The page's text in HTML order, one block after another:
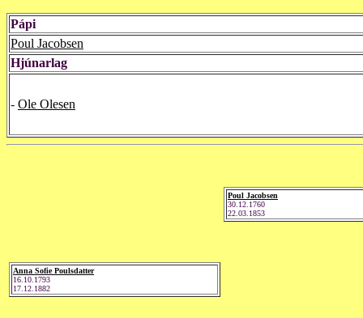
Pápi
Poul Jacobsen
Hjúnarlag
- Ole Olesen
Anna Sofie Poulsdatter
16.10.1793
17.12.1882
Poul Jacobsen
30.12.1760
22.03.1853